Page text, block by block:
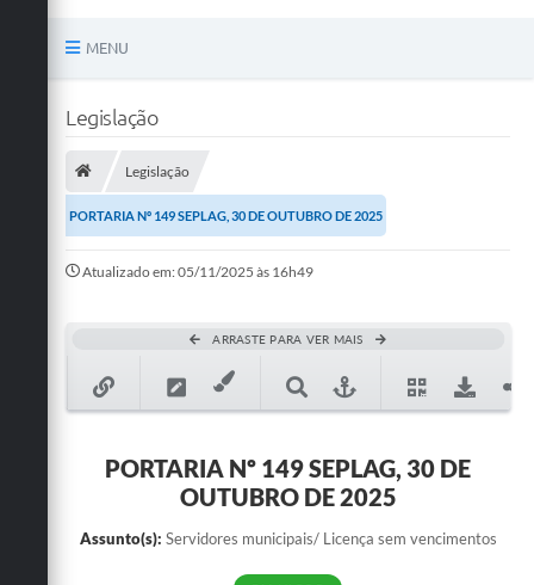
MENU
Publicações
A Prefeitura
Ouvidoria
Legislação
Legislação
Legislação
PORTARIA Nº 149 SEPLAG, 30 DE OUTUBRO DE 2025
Atualizado em: 05/11/2025 às 16h49
ARRASTE PARA VER MAIS
PORTARIA Nº 149 SEPLAG, 30 DE
OUTUBRO DE 2025
Assunto(s): Servidores municipais/ Licença sem vencimentos